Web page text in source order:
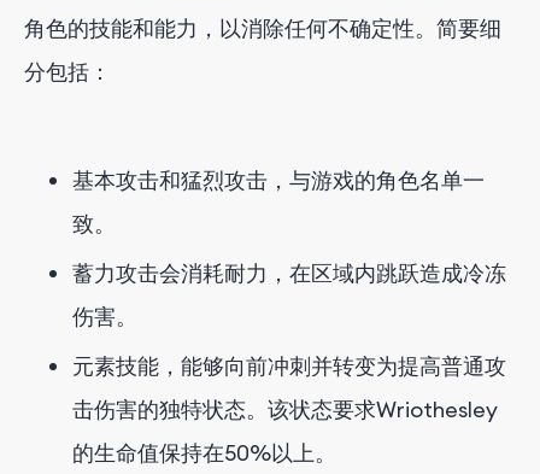
角色的技能和能力，以消除任何不确定性。简要细
分包括：
基本攻击和猛烈攻击，与游戏的角色名单一
致。
蓄力攻击会消耗耐力，在区域内跳跃造成冷冻
伤害。
元素技能，能够向前冲刺并转变为提高普通攻
击伤害的独特状态。该状态要求Wriothesley
的生命值保持在50%以上。